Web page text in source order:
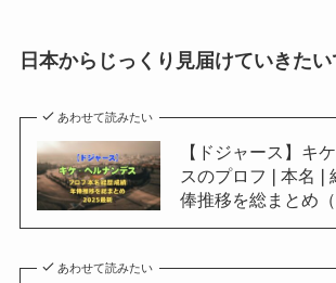
日本からじっくり見届けていきたい
あわせて読みたい
【ドジャース】キ
スのプロフ❘本名
俸推移を総まとめ（
あわせて読みたい